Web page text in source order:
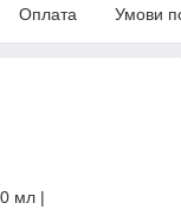
Оплата Умови
мл |